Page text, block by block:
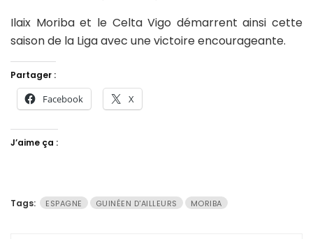
Ilaix Moriba et le Celta Vigo démarrent ainsi cette
saison de la Liga avec une victoire encourageante.
Partager :
Facebook X
J’aime ça :
Tags: ESPAGNE GUINÉEN D'AILLEURS MORIBA